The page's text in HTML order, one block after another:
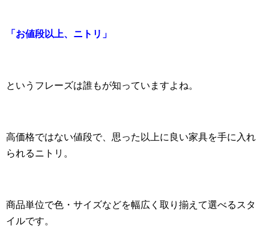
「お値段以上、ニトリ」
というフレーズは誰もが知っていますよね。
高価格ではない値段で、思った以上に良い家具を手に入れ
られるニトリ。
商品単位で色・サイズなどを幅広く取り揃えて選べるスタ
イルです。